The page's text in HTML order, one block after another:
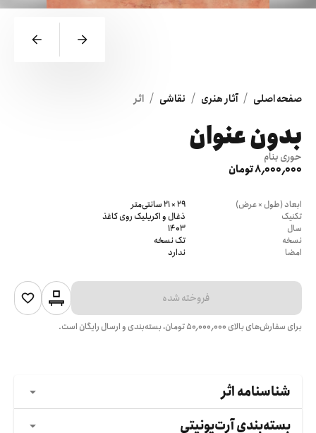
صفحه اصلی / آثار هنری / نقاشی / اثر
بدون عنوان
حوری بنام
8٬000٬000 تومان
ابعاد (طول × عرض)
29 × 21 سانتی‌متر
تکنیک
ذغال و اکریلیک روی کاغذ
سال
1403
نسخه
تک نسخه
امضا
ندارد
فروخته شده
برای سفارش‌های بالای ۵۰٬۰۰۰٬۰۰۰تومان، بسته‌بندی و ارسال رایگان است.
شناسنامه اثر
بسته‌بندی آرت‌یونیتی